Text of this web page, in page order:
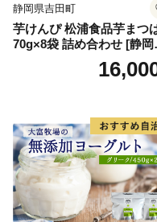
静岡県吉田町
芋けんぴ 松浦食品芋まつ
70g×8袋 詰め合わせ [静岡
勢丹(松浦食品) 静岡県 吉田
22424274] 芋ケンピ セッ